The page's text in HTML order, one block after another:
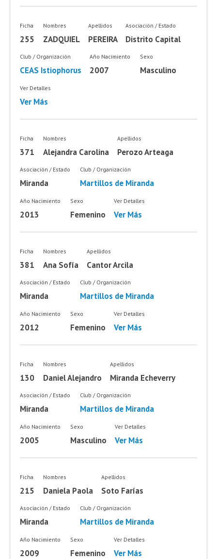
Ficha
255
Nombres
ZADQUIEL
Apellidos
PEREIRA
Asociación / Estado
Distrito Capital
Club / Organización
CEAS Istiophorus
Año Nacimiento
2007
Sexo
Masculino
Ver Detalles
Ver Más
Ficha
371
Nombres
Alejandra Carolina
Apellidos
Perozo Arteaga
Asociación / Estado
Miranda
Club / Organización
Martillos de Miranda
Año Nacimiento
2013
Sexo
Femenino
Ver Detalles
Ver Más
Ficha
381
Nombres
Ana Sofía
Apellidos
Cantor Arcila
Asociación / Estado
Miranda
Club / Organización
Martillos de Miranda
Año Nacimiento
2012
Sexo
Femenino
Ver Detalles
Ver Más
Ficha
130
Nombres
Daniel Alejandro
Apellidos
Miranda Echeverry
Asociación / Estado
Miranda
Club / Organización
Martillos de Miranda
Año Nacimiento
2005
Sexo
Masculino
Ver Detalles
Ver Más
Ficha
215
Nombres
Daniela Paola
Apellidos
Soto Farías
Asociación / Estado
Miranda
Club / Organización
Martillos de Miranda
Año Nacimiento
2009
Sexo
Femenino
Ver Detalles
Ver Más